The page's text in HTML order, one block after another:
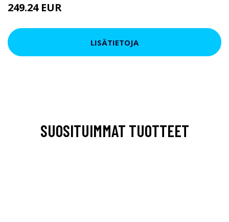
249.24 EUR
LISÄTIETOJA
SUOSITUIMMAT TUOTTEET